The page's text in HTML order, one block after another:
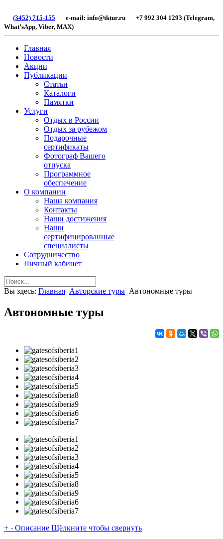
(3452) 715-155 e-mail: info@tktur.ru +7 992 304 1293 (Telegram,
What’sApp, Viber, МАХ)
Главная
Новости
Акции
Публикации
Статьи
Каталоги
Памятки
Услуги
Отдых в России
Отдых за рубежом
Подарочные
сертификаты
Фотограф Вашего
отпуска
Программное
обеспечение
О компании
Наша компания
Контакты
Наши достижения
Наши
сертифицированные
специалисты
Сотрудничество
Личный кабинет
Вы здесь: Главная Авторские туры Автономные туры
Автономные туры
+ - Описание Щёлкните чтобы свернуть